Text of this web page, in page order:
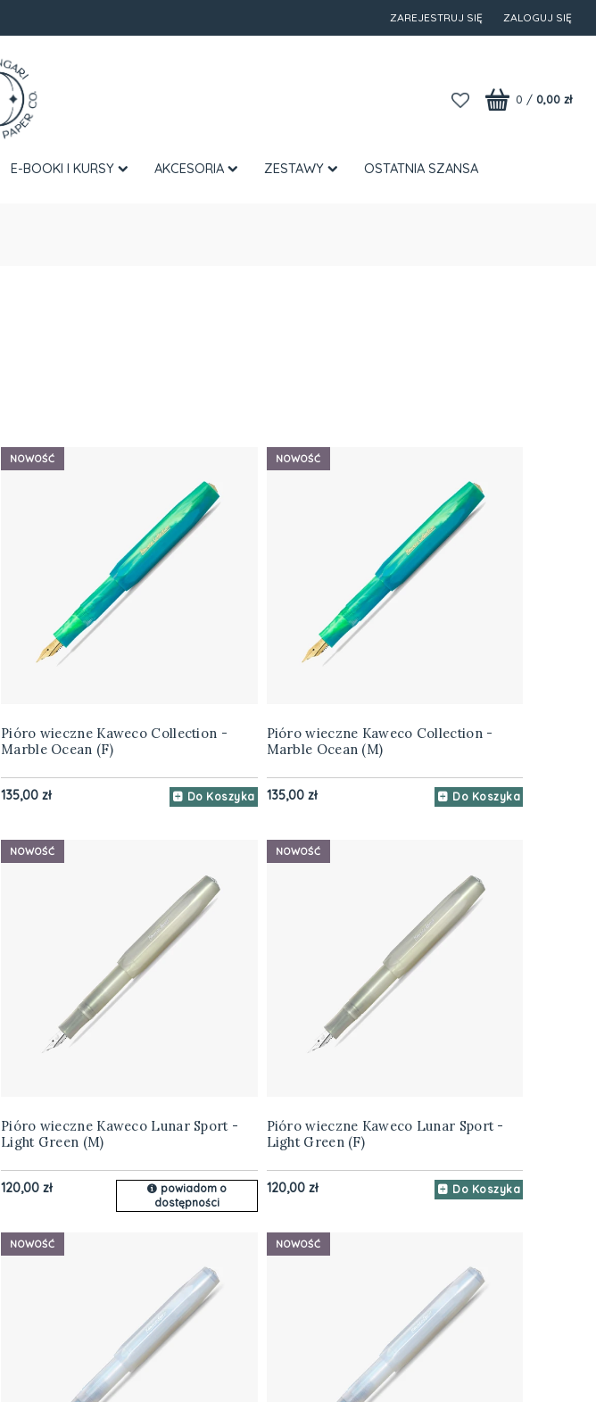
ZAREJESTRUJ SIĘ ZALOGUJ SIĘ
0 / 0,00 zł
E-BOOKI I KURSY AKCESORIA ZESTAWY OSTATNIA SZANSA
Pióro wieczne Kaweco Collection -
Marble Ocean (F)
135,00 zł Do Koszyka
NOWOŚĆ
Pióro wieczne Kaweco Collection -
Marble Ocean (M)
135,00 zł Do Koszyka
NOWOŚĆ
Pióro wieczne Kaweco Lunar Sport -
Light Green (M)
120,00 zł
powiadom o
dostępności
NOWOŚĆ
Pióro wieczne Kaweco Lunar Sport -
Light Green (F)
120,00 zł Do Koszyka
NOWOŚĆ
NOWOŚĆ NOWOŚĆ